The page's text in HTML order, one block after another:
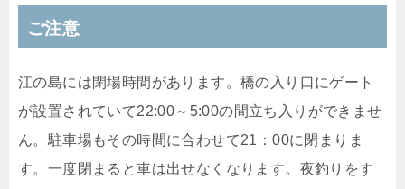
ご注意
江の島には閉場時間があります。橋の入り口にゲート
が設置されていて22:00～5:00の間立ち入りができませ
ん。駐車場もその時間に合わせて21：00に閉まりま
す。一度閉まると車は出せなくなります。夜釣りをす